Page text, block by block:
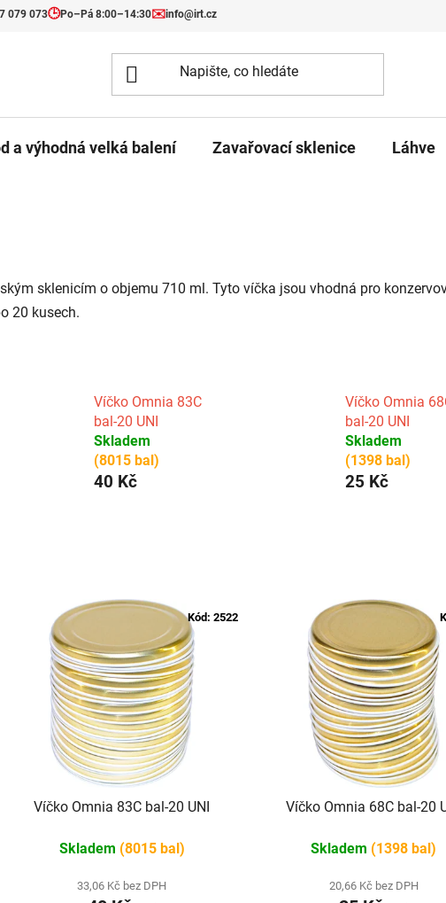
079 073🕒Po–Pá 8:00–14:30✉️info@irt.cz
a výhodná velká balení Zavařovací sklenice Láhve
sklenicím o objemu 710 ml. Tyto víčka jsou vhodná pro
20 kusech.
Víčko Omnia 83C
bal-20 UNI
Skladem
(8015 bal)
40 Kč
Víčko Omnia
bal-20 UNI
Skladem
(1398 bal)
25 Kč
Víčko Omnia 83C bal-20 UNI
Skladem (8015 bal)
33,06 Kč bez DPH
Kód: 2522
Víčko Omnia 68C bal-20
Skladem (1398 bal)
20,66 Kč bez DPH